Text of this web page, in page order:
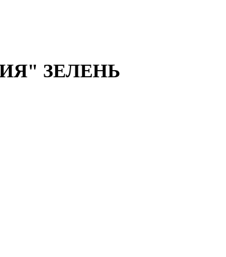
ЗЕЛЕНЬ